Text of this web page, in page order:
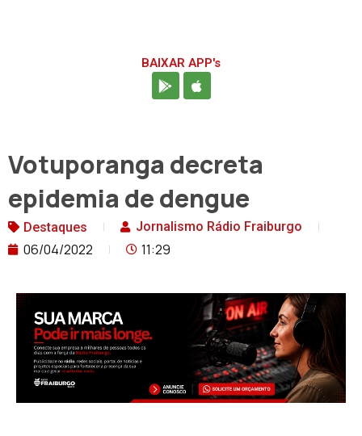
BAIXAR APP's
Votuporanga decreta
epidemia de dengue
Destaques Jornalismo Rádio Fraiburgo
06/04/2022 11:29